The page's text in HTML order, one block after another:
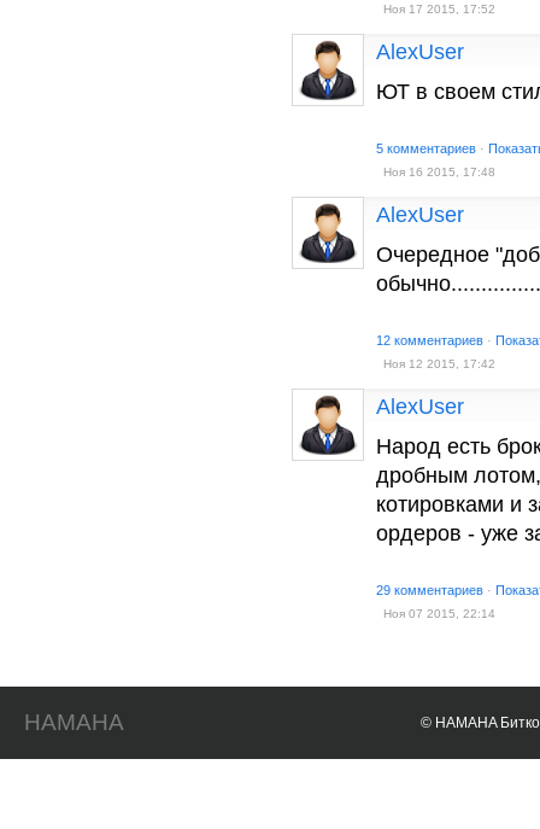
Ноя 17 2015, 17:52
AlexUser
ЮТ в своем
5 комментариев ·
Ноя 16 2015, 17:48
AlexUser
Очередное
12 комментариев ·
Ноя 12 2015, 17:42
AlexUser
Народ есть
дробным
котировками и
ордеров - уже
29 комментариев ·
Ноя 07 2015, 22:14
HAMAHA © HAMAHA